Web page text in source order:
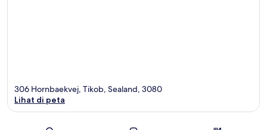
306 Hornbaekvej, Tikob, Sealand, 3080
Lihat di peta